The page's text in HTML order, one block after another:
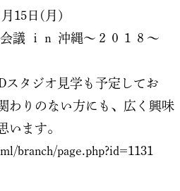
15日(月)
議 ｉｎ 沖縄～２０１８～
スタジオ見学も予定してお
わりのない方にも、広く興味
います。
branch/page.php?id=1131